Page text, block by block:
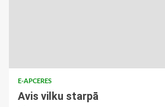
E-APCERES
Avis vilku starpā